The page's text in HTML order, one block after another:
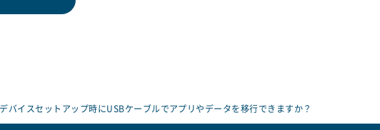
バイスセットアップ時にUSBケーブルでアプリやデータを移行できますか？